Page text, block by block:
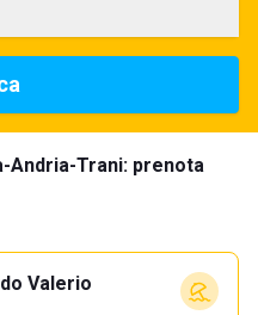
Andria-Trani: prenota
Valerio